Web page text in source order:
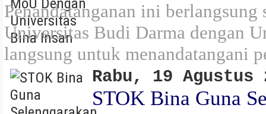
Penandatanganan ini
Universitas Budi Darma dengan
langsung untuk menandatangani
Rabu, 19
STOK Bina Guna